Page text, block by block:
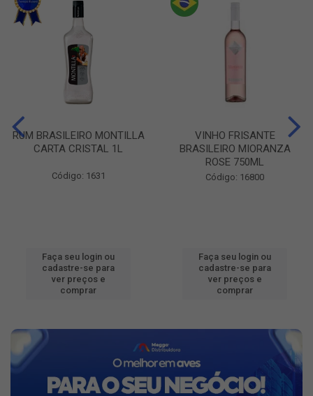
RUM BRASILEIRO MONTILLA
CARTA CRISTAL 1L
Código: 1631
Faça seu login ou
cadastre-se para
ver preços e
comprar
VINHO FRISANTE
BRASILEIRO MIORANZA
ROSE 750ML
Código: 16800
Faça seu login ou
cadastre-se para
ver preços e
comprar